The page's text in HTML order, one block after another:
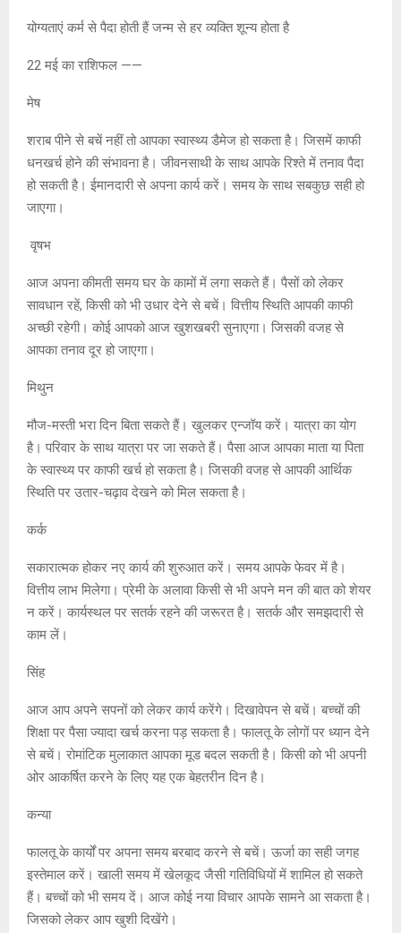
योग्यताएं कर्म से पैदा होती हैं जन्म से हर व्यक्ति शून्य होता है
22 मई का राशिफल ——
मेष
शराब पीने से बचें नहीं तो आपका स्वास्थ्य डैमेज हो सकता है। जिसमें काफी
धनखर्च होने की संभावना है। जीवनसाथी के साथ आपके रिश्ते में तनाव पैदा
हो सकती है। ईमानदारी से अपना कार्य करें। समय के साथ सबकुछ सही हो
जाएगा।
वृषभ
आज अपना कीमती समय घर के कामों में लगा सकते हैं। पैसों को लेकर
सावधान रहें, किसी को भी उधार देने से बचें। वित्तीय स्थिति आपकी काफी
अच्छी रहेगी। कोई आपको आज खुशखबरी सुनाएगा। जिसकी वजह से
आपका तनाव दूर हो जाएगा।
मिथुन
मौज-मस्ती भरा दिन बिता सकते हैं। खुलकर एन्जॉय करें। यात्रा का योग
है। परिवार के साथ यात्रा पर जा सकते हैं। पैसा आज आपका माता या पिता
के स्वास्थ्य पर काफी खर्च हो सकता है। जिसकी वजह से आपकी आर्थिक
स्थिति पर उतार-चढ़ाव देखने को मिल सकता है।
कर्क
सकारात्मक होकर नए कार्य की शुरुआत करें। समय आपके फेवर में है।
वित्तीय लाभ मिलेगा। प्रेमी के अलावा किसी से भी अपने मन की बात को शेयर
न करें। कार्यस्थल पर सतर्क रहने की जरूरत है। सतर्क और समझदारी से
काम लें।
सिंह
आज आप अपने सपनों को लेकर कार्य करेंगे। दिखावेपन से बचें। बच्चों की
शिक्षा पर पैसा ज्यादा खर्च करना पड़ सकता है। फालतू के लोगों पर ध्यान देने
से बचें। रोमांटिक मुलाकात आपका मूड बदल सकती है। किसी को भी अपनी
ओर आकर्षित करने के लिए यह एक बेहतरीन दिन है।
कन्या
फालतू के कार्यों पर अपना समय बरबाद करने से बचें। ऊर्जा का सही जगह
इस्तेमाल करें। खाली समय में खेलकूद जैसी गतिविधियों में शामिल हो सकते
हैं। बच्चों को भी समय दें। आज कोई नया विचार आपके सामने आ सकता है।
जिसको लेकर आप खुशी दिखेंगे।